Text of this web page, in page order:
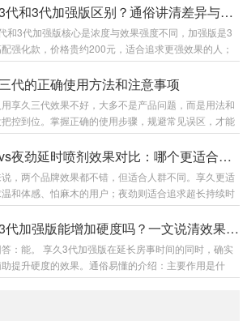
性体质量身打造的国标特膳营养品，温...
求的款式。先看基础定位与核心配方。享久1代是201
，成分浓度适中，核心作用是初步降低敏感度，满足基
需求。而2代2017年推出，是打响品牌知名度的关键
草等名贵草本，浓度更高、渗透力...
享久3代和3代加强版区别？通俗讲清差异与选购
和3代加强版核心是浓度与效果强度不同，加强版是3
强化款，价格贵约200元，适合追求更强效果的人；
温和，适合新手或日常使用。一、包装外观：一眼分
准版：纯蓝色礼盒，瓶子无“+”标识，整体简约。3代加
。 二、成分浓度：加强版全面提升两者原料完全一样，
在浓度配比：加强版红高颗含量+30%、丁香+22%、
褐...
代的正确使用方法和注意事项
享久三代效果不好，大多不是产品问题，而是用法和
控到位。掌握正确的使用步骤，规避常见误区，才能
产品效果，兼顾舒适体感与使用体验，下面给大家整
、接地气的实操用法和核心注意事项。一、标准使用
用量：常规单次喷涂 2 下，初次体质敏感者先用 1 下
喷涂位置：对准龟头冠状沟部位均匀喷洒，避开尿道
事前清洗：吸收完成后用清水...
享久vs夜劲延时喷剂效果对比：哪个更适合你？
，两个品牌效果都不错，但适合人群不同。享久更适
和体感、怕麻木的用户；夜劲则适合追求超长持续时
受稍强体感的用户。一、核心效果对比对比维度享久
成分丁香、达米阿那、人参、绿茶、淫羊藿等天然植
暂时降低龟头敏感度，同时添加增加快感的成分，实
一降”同样通过降低敏感度并增加快感成分来延长房事
享久3代加强版能增加硬度吗？一文说清效果与原理
：能。 享久3代加强版在延长房事时间的同时，确实
提升硬度的效果。通俗易懂的介绍：主要作用是什
一款男性外用延时喷剂，核心功能是降低敏感度、延
茸、人参等天然植物成分。这些成分在传统认知中